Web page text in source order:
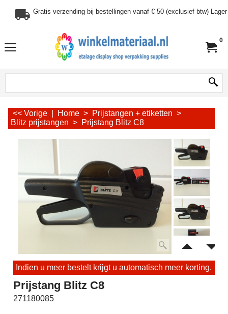
Gratis verzending bij bestellingen vanaf € 50 (exclusief btw)
0
<< Vorige Home > Prijstangen + etiketten >
Blitz prijstangen > Prijstang Blitz C8
Indien u meer bestelt krijgt u automatisch meer korting.
Prijstang Blitz C8
271180085